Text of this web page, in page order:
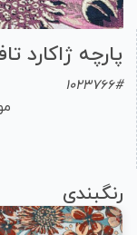
پارچه ژاکارد
1023766#
رنگبندی